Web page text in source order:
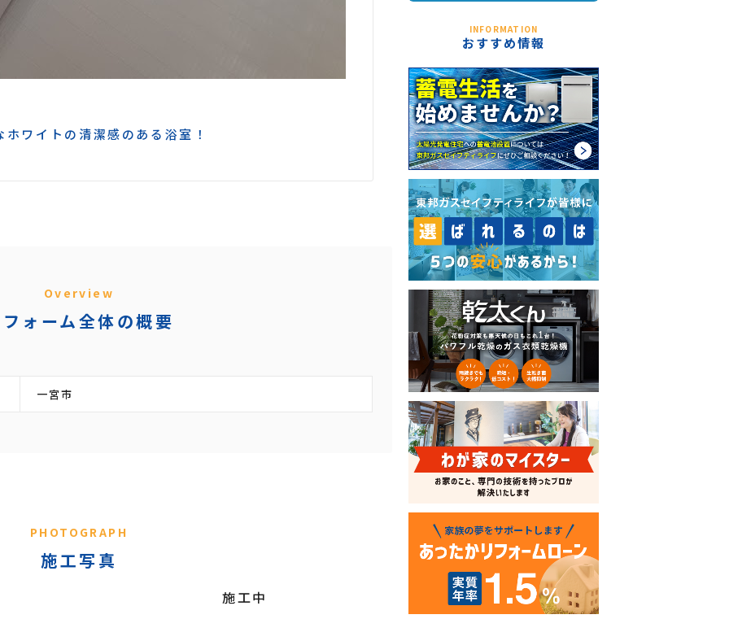
ホワイトの清潔感のある浴室！
Overview
ォーム全体の概要
一宮市
PHOTOGRAPH
施工写真
施工中
INFORMATION
おすすめ情報